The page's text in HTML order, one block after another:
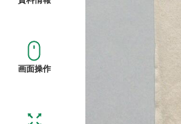
画面操作